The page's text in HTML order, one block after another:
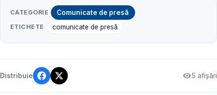
CATEGORIE Comunicate de presă
ETICHETE comunicate de presă
Distribuie 5 afișări